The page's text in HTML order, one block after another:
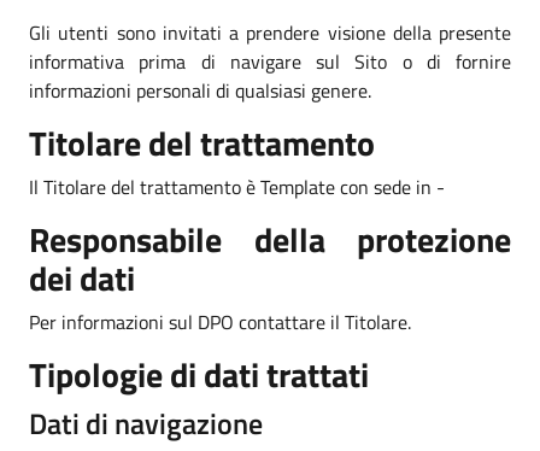
Gli utenti sono invitati a prendere visione della presente
informativa prima di navigare sul Sito o di fornire
informazioni personali di qualsiasi genere.
Titolare del trattamento
Il Titolare del trattamento è Template con sede in -
Responsabile della protezione
dei dati
Per informazioni sul DPO contattare il Titolare.
Tipologie di dati trattati
Dati di navigazione